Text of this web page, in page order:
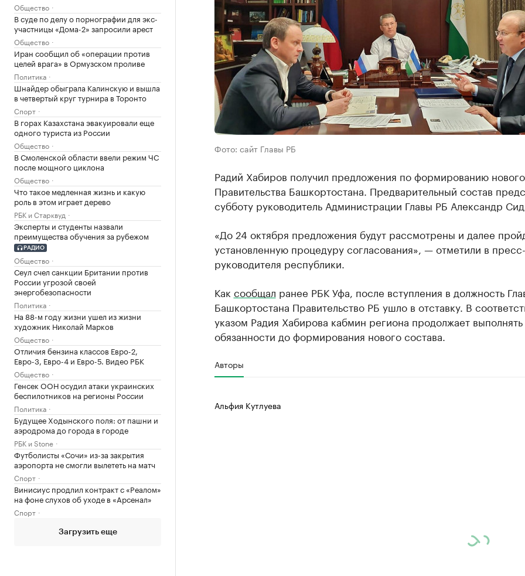
Общество
В суде по делу о порнографии для экс-
участницы «Дома-2» запросили арест
Общество
Иран сообщил об «операции против
целей врага» в Ормузском проливе
Политика
Шнайдер обыграла Калинскую и вышла
в четвертый круг турнира в Торонто
Спорт
В горах Казахстана эвакуировали еще
одного туриста из России
Общество
В Смоленской области ввели режим ЧС
после мощного циклона
Общество
Что такое медленная жизнь и какую
роль в этом играет дерево
РБК и Старквуд
Эксперты и студенты назвали
преимущества обучения за рубежом
РАДИО
Общество
Сеул счел санкции Британии против
России угрозой своей
энергобезопасности
Политика
На 88-м году жизни ушел из жизни
художник Николай Марков
Общество
Отличия бензина классов Евро-2,
Евро-3, Евро-4 и Евро-5. Видео РБК
Общество
Генсек ООН осудил атаки украинских
беспилотников на регионы России
Политика
Будущее Ходынского поля: от пашни и
аэродрома до города в городе
РБК и Stone
Футболисты «Сочи» из-за закрытия
аэропорта не смогли вылететь на матч
Спорт
Винисиус продлил контракт с «Реалом»
на фоне слухов об уходе в «Арсенал»
Спорт
Загрузить еще
Фото: сайт Главы РБ
Радий Хабиров получил предложения по формированию
Правительства Башкортостана. Предварительный состав
субботу руководитель Администрации Главы РБ Александр
«До 24 октября предложения будут рассмотрены и далее
установленную процедуру согласования», — отметили в
руководителя республики.
Как сообщал ранее РБК Уфа, после вступления в должность
Башкортостана Правительство РБ ушло в отставку. В
указом Радия Хабирова кабмин региона продолжает выполнять
обязанности до формирования нового состава.
Авторы
Альфия Кутлуева